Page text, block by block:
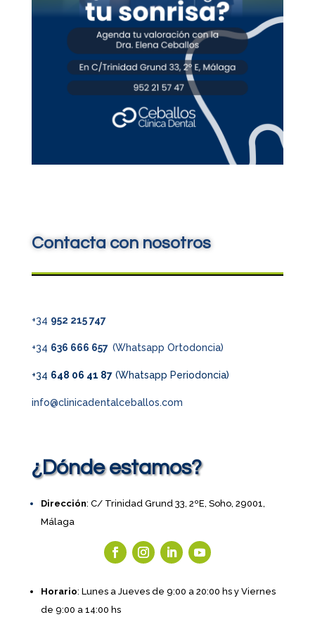
Contacta con nosotros
+34 952 215 747
+34 636 666 657 (Whatsapp Ortodoncia)
+34 648 06 41 87(Whatsapp Periodoncia)
info@clinicadentalceballos.com
¿Dónde estamos?
Dirección: C/ Trinidad Grund 33, 2ºE, Soho, 29001,
Málaga
Horario: Lunes a Jueves de 9:00 a 20:00 hs y Viernes
de 9:00 a 14:00 hs